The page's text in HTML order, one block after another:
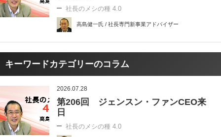
社長のメシの種 4.0
高島健一氏 / 社長専門新事業アドバイザー
キーワードカテゴリーのコラム
2026.07.28
第206回 ジェンスン・ファンCEO来
日
社長のメシの種 4.0